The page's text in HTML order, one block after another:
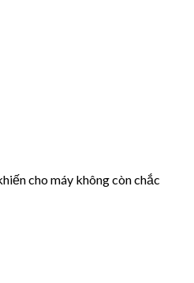
cho máy không còn chắc